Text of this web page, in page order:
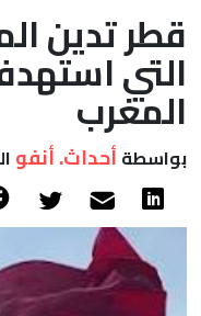
قطر تدين
التي
المغرب
بواسطة أحداث. أنفو